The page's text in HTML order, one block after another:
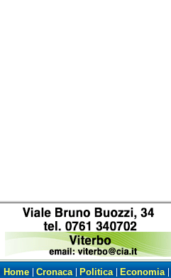
Home Cronaca Politica Economia